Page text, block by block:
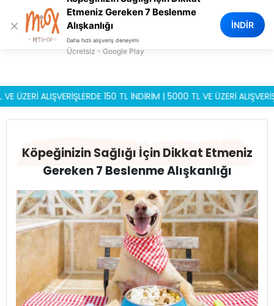
ALIŞVERİŞLERDE 150 TL İNDİRİM | 5000 TL VE ÜZERİ
0
Köpeğinizin Sağlığı İçin Dikkat Etmeniz
Gereken 7 Beslenme Alışkanlığı
×
Etmeniz Gereken 7 Beslenme
Alışkanlığı
Daha hızlı alışveriş deneyimi
Ücretsiz - Google Play
İNDİR